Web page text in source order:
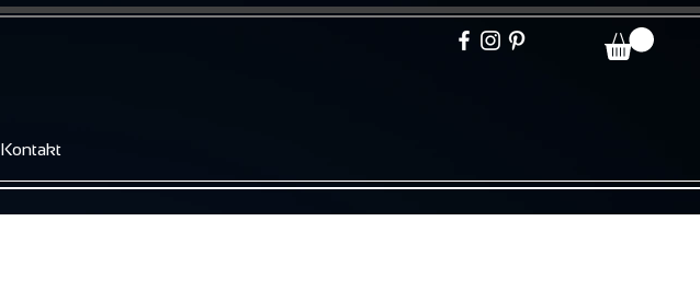
Kontakt